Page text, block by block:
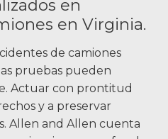
en
en Virginia.
de camiones
pruebas pueden
Actuar con prontitud
y a preservar
Allen and Allen cuenta